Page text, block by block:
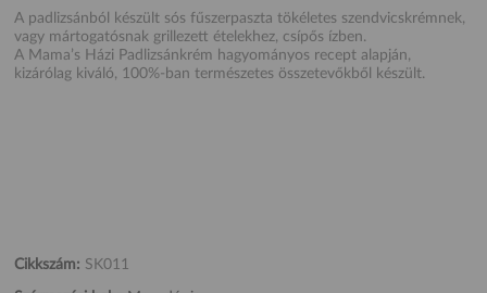
A padlizsánból készült sós fűszerpaszta tökéletes szendvicskrémnek,
vagy mártogatósnak grillezett ételekhez, csípős ízben.
A Mama’s Házi Padlizsánkrém hagyományos recept alapján,
kizárólag kiváló, 100%-ban természetes összetevőkből készült.
Cikkszám: SK011